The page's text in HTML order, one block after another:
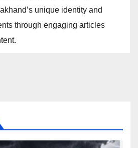
unique identity and
through engaging articles